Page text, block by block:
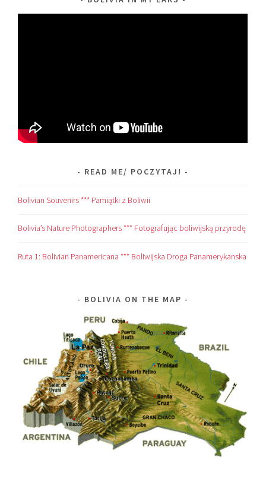
READ ME/ POCZYTAJ!
Bolivian Souvenirs *** Pamiątki z Boliwii
Bolivia’s Nature Photographers *** Fotografując boliwijską przyrodę
Ruta 1: Bolivian Panamericana *** Boliwijska Droga Panamerykanska
BOLIVIA ON THE MAP